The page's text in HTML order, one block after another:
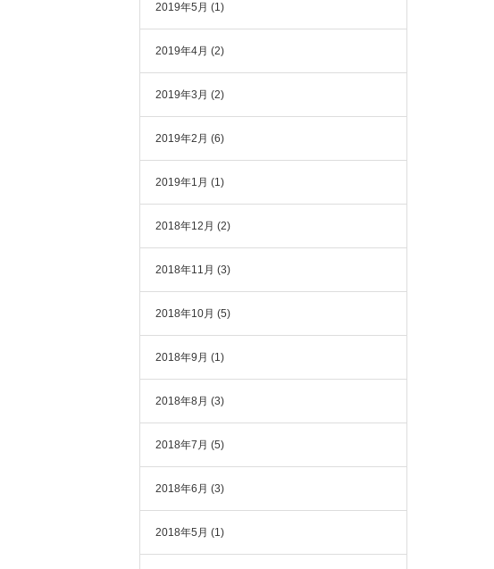
2019年5月 (1)
2019年4月 (2)
2019年3月 (2)
2019年2月 (6)
2019年1月 (1)
2018年12月 (2)
2018年11月 (3)
2018年10月 (5)
2018年9月 (1)
2018年8月 (3)
2018年7月 (5)
2018年6月 (3)
2018年5月 (1)